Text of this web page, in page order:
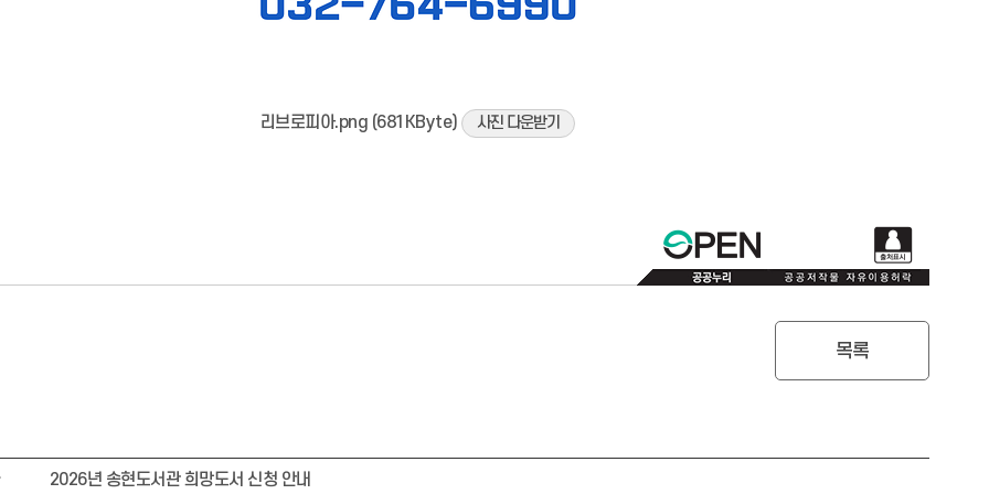
리브로피아.png (681KByte) 사진 다운받기
목록
2026년 송현도서관 희망도서 신청 안내